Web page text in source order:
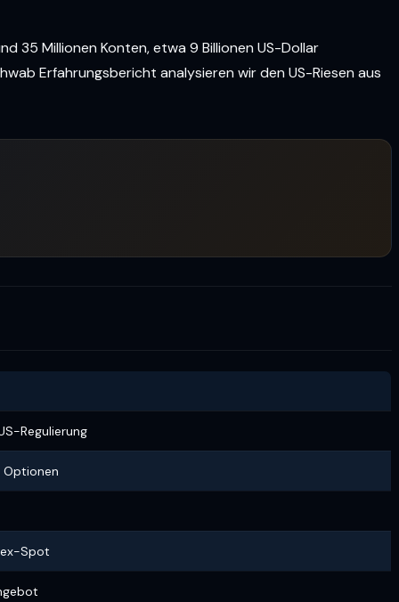
35 Millionen Konten, etwa 9 Billionen US-Dollar
Erfahrungsbericht analysieren wir den US-Riesen aus
Regulierung
Optionen
Spot